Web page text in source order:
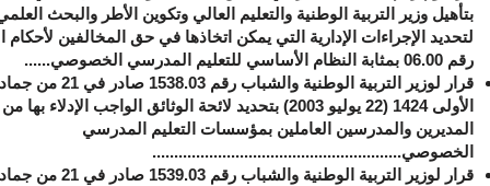
بتأهيل وزير التربية الوطنية والتعليم العالي وتكوين الأطر والبحث
لتحديد الإجراءات الإدارية التي يمكن اتخاذها في حق المخالفين لأحكام
رقم 00
.06 بمثابة النظام الأساسي للتعليم المدرسي الخصوصي......
قرار لوزير التربية الوطنية والشباب رقم 03
.
1538 صادر في 21 من
الأولى 1424 (22 يوليو 2003) بتحديد لائحة الوثائق الواجب الإدلاء
المديرين والمدرسين العاملين بمؤسسات التعليم المدرسي
الخصوصي.........................................................
قرار لوزير التربية الوطنية والشباب رقم 1539.03